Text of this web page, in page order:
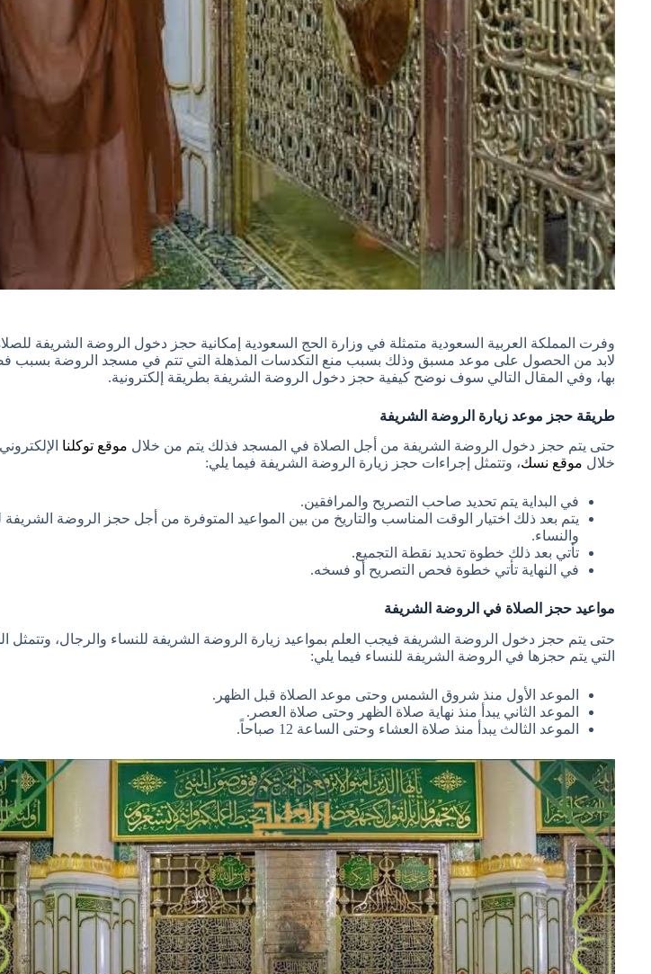
وفرت المملكة العربية السعودية متمثلة في وزارة الحج السعودية إمكانية حجز دخول الروضة الشريفة
لابد من الحصول على موعد مسبق وذلك بسبب منع التكدسات المذهلة التي تتم في مسجد الروضة بسبب
بها، وفي المقال التالي سوف نوضح كيفية حجز دخول الروضة الشريفة بطريقة إلكترونية.
طريقة حجز موعد زيارة الروضة الشريفة
حتى يتم حجز دخول الروضة الشريفة من أجل الصلاة في المسجد فذلك يتم من خلال موقع توكلنا
خلال موقع نسك، وتتمثل إجراءات حجز زيارة الروضة الشريفة فيما يلي:
في البداية يتم تحديد صاحب التصريح والمرافقين.
يتم بعد ذلك اختيار الوقت المناسب والتاريخ من بين المواعيد المتوفرة من أجل حجز الروضة الشريفة
والنساء.
تأتي بعد ذلك خطوة تحديد نقطة التجميع.
في النهاية تأتي خطوة فحص التصريح أو فسخه.
مواعيد حجز الصلاة في الروضة الشريفة
حتى يتم حجز دخول الروضة الشريفة فيجب العلم بمواعيد زيارة الروضة الشريفة للنساء والرجال، وتتمثل
التي يتم حجزها في الروضة الشريفة للنساء فيما يلي:
الموعد الأول منذ شروق الشمس وحتى موعد الصلاة قبل الظهر.
الموعد الثاني يبدأ منذ نهاية صلاة الظهر وحتى صلاة العصر.
الموعد الثالث يبدأ منذ صلاة العشاء وحتى الساعة 12 صباحاً.